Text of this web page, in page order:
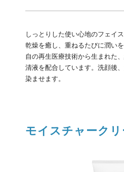
しっとりした使い心地のフェイ
乾燥を癒し、重ねるたびに潤い
自の再生医療技術から生まれた
清液を配合しています。洗顔後
染ませます。
モイスチャークリ